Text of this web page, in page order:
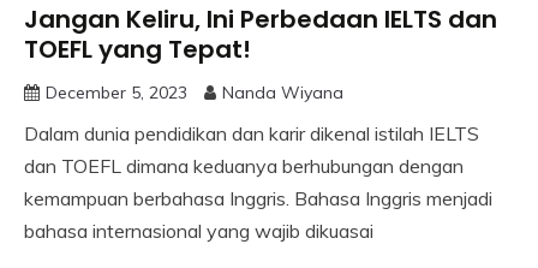
Jangan Keliru, Ini Perbedaan IELTS dan
TOEFL yang Tepat!
December 5, 2023 Nanda Wiyana
Dalam dunia pendidikan dan karir dikenal istilah IELTS
dan TOEFL dimana keduanya berhubungan dengan
kemampuan berbahasa Inggris. Bahasa Inggris menjadi
bahasa internasional yang wajib dikuasai